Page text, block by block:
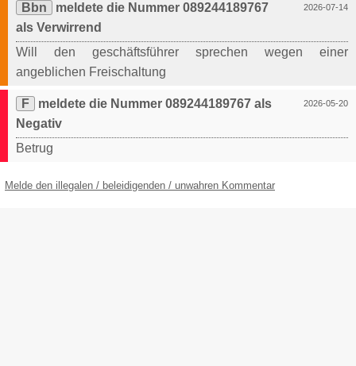
2026-07-14
Bbn
meldete die Nummer 089244189767
als Verwirrend
Will den geschäftsführer sprechen wegen einer
angeblichen Freischaltung
2026-05-20
F
meldete die Nummer 089244189767 als
Negativ
Betrug
Melde den illegalen / beleidigenden / unwahren Kommentar